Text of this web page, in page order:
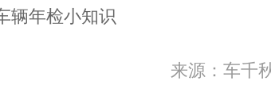
辆年检小知识
来源：车千